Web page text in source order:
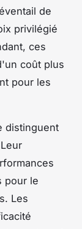
de
privilégié
ces
coût plus
pour les
distinguent
pour le
Les